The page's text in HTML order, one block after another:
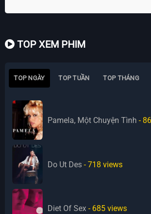
TOP XEM PHIM
TOP NGÀY TOP TUẦN TOP THÁNG
Pamela, Một Chuyện Tình -
Do Ut Des - 718 views
Diet Of Sex - 685 views